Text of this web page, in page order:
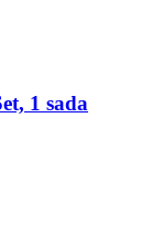
1 sada